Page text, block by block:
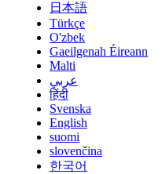
日本語
Türkçe
O'zbek
Gaeilgenah Éireann
Malti
عربي
हिंदी
Svenska
English
suomi
slovenčina
한국어